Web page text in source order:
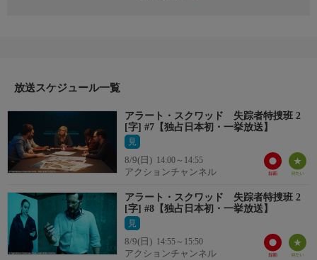
が、対応した職員のヴィクトリアは、未公表にもかかわららず、
放送スケジュール一覧
アラート・スクワッド 失踪者特捜班 2
[字] #7【独占日本初・一挙放送】
見
8/9(日) 14:00～14:55
アクションチャンネル
アラート・スクワッド 失踪者特捜班 2
[字] #8【独占日本初・一挙放送】
見
8/9(日) 14:55～15:50
アクションチャンネル